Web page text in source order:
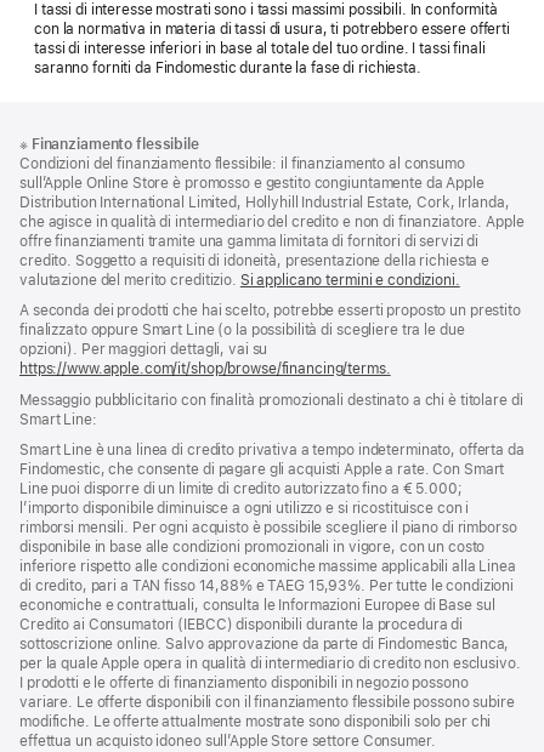
I tassi di interesse mostrati sono i tassi massimi possibili. In conformità
con la normativa in materia di tassi di usura, ti potrebbero essere offerti
tassi di interesse inferiori in base al totale del tuo ordine. I tassi finali
saranno forniti da Findomestic durante la fase di richiesta.
di
pagina
a
piè
di
pagina
※ Finanziamento flessibile
Condizioni del finanziamento flessibile: il finanziamento al consumo
sull’Apple Online Store è promosso e gestito congiuntamente da Apple
Distribution International Limited, Hollyhill Industrial Estate, Cork, Irlanda,
che agisce in qualità di intermediario del credito e non di finanziatore. Apple
offre finanziamenti tramite una gamma limitata di fornitori di servizi di
credito. Soggetto a requisiti di idoneità, presentazione della richiesta e
valutazione del merito creditizio. Si applicano termini e condizioni.
A seconda dei prodotti che hai scelto, potrebbe esserti proposto un prestito
finalizzato oppure Smart Line (o la possibilità di scegliere tra le due
opzioni). Per maggiori dettagli, vai su
https://www.apple.com/it/shop/browse/financing/terms.
Messaggio pubblicitario con finalità promozionali destinato a chi è titolare di
Smart Line:
Smart Line è una linea di credito privativa a tempo indeterminato, offerta da
Findomestic, che consente di pagare gli acquisti Apple a rate. Con Smart
Line puoi disporre di un limite di credito autorizzato fino a € 5.000;
l’importo disponibile diminuisce a ogni utilizzo e si ricostituisce con i
rimborsi mensili. Per ogni acquisto è possibile scegliere il piano di rimborso
disponibile in base alle condizioni promozionali in vigore, con un costo
inferiore rispetto alle condizioni economiche massime applicabili alla Linea
di credito, pari a TAN fisso 14,88% e TAEG 15,93%. Per tutte le condizioni
economiche e contrattuali, consulta le Informazioni Europee di Base sul
Credito ai Consumatori (IEBCC) disponibili durante la procedura di
sottoscrizione online. Salvo approvazione da parte di Findomestic Banca,
per la quale Apple opera in qualità di intermediario di credito non esclusivo.
I prodotti e le offerte di finanziamento disponibili in negozio possono
variare. Le offerte disponibili con il finanziamento flessibile possono subire
modifiche. Le offerte attualmente mostrate sono disponibili solo per chi
effettua un acquisto idoneo sull’Apple Store settore Consumer.